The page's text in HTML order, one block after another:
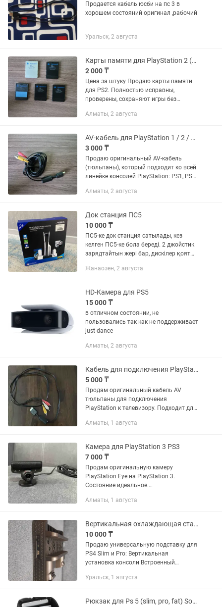
Продается кабель юсби на пс 3 в
хорошем состояний оригинал ,рабочий
Уральск, 2 августа
Карты памяти для PlayStation 2 (PS2, 8MB)
2 000 ₸
Цена за штуку Продаю карты памяти
для PS2. Полностью исправны,
проверены, сохраняют игры без
карты памяти (черные). 1 карта
Алматы, 2 августа
AV-кабель для PlayStation 1 / 2 / 3 (оригинал)
3 000 ₸
Продаю оригинальный AV-кабель
(тюльпаны), который подходит ко всей
линейке консолей PlayStation: PS1, PS2
подключить приставку к старому
Алматы, 2 августа
Док станция ПС5
10 000 ₸
ПС5-ке док станция сатылады, кез
келген ПС5-ке бола береді. 2 джойстик
зарядтайтын жері бар, дискілер қоятын
қолданылмаған
Жанаозен, 2 августа
HD-Камера для PS5
15 000 ₸
в отличном состоянии, не
пользовались так как не поддерживает
just dance
Алматы, 2 августа
Кабель для подключения PlayStation 1/2/3 PS1/PS2/PS3
5 000 ₸
Продам оригинальный кабель AV
тюльпаны для подключения
PlayStation к телевизору. Подходит для
Алматы, 1 августа
Камера для PlayStation 3 PS3
7 000 ₸
Продам оригинальную камеру
PlayStation Eye на PlayStation 3.
Состояние идеальное.
Алматы, 1 августа
Вертикальная охлаждающая станция зарядка для джойстиков PS4 Slim/Pro
10 000 ₸
Продаю универсальную подставку для
PS4 Slim и Pro: Вертикальная
установка консоли Встроенный
для одновременной зарядки
дизайн с...
Уральск, 1 августа
Рюкзак для Ps 5 (slim, pro, fat) SonyPlaystation 5